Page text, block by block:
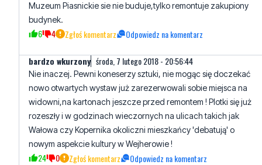
Muzeum Piasnickie sie nie buduje,tylko remontuje zakupiony
budynek.
6 4 Zgłoś komentarz Odpowiedz na komentarz
bardzo wkurzony środa, 7 lutego 2018 - 20:56:44
Nie inaczej. Pewni koneserzy sztuki, nie mogąc się doczekać
nowo otwartych wystaw już zarezerwowali sobie miejsca na
widowni,na kartonach jeszcze przed remontem ! Plotki się już
rozeszły i w godzinach wieczornych na ulicach takich jak
Wałowa czy Kopernika okoliczni mieszkańcy 'debatują' o
nowym aspekcie kultury w Wejherowie !
24 0 Zgłoś komentarz Odpowiedz na komentarz